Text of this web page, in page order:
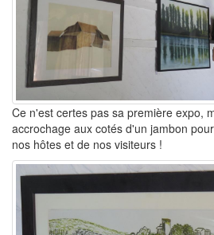
Ce n'est certes pas sa première expo,
accrochage aux cotés d'un jambon
nos hôtes et de nos visiteurs !